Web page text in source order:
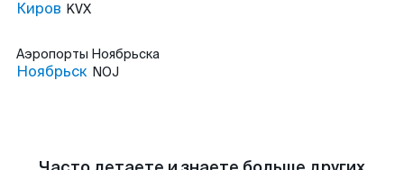
Киров KVX
Аэропорты Ноябрьска
Ноябрьск NOJ